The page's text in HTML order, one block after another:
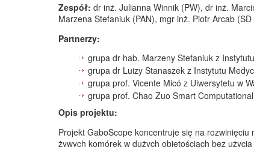
Zespół: dr inż. Julianna Winnik (PW), dr inż.
Marzena Stefaniuk (PAN), mgr inż. Piotr Arcab
Partnerzy:
grupa dr hab. Marzeny Stefaniuk z
grupa dr Luizy Stanaszek z Instytutu
grupa prof. Vicente Micó z Uiwersytetu w
grupa prof. Chao Zuo Smart
Opis projektu:
Projekt GaboScope koncentruje się na
żywych komórek w dużych objętościach bez